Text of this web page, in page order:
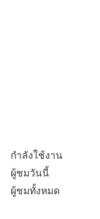
กำลังใช้งาน
ผู้ชมวันนี้
ผู้ชมทั้งหมด